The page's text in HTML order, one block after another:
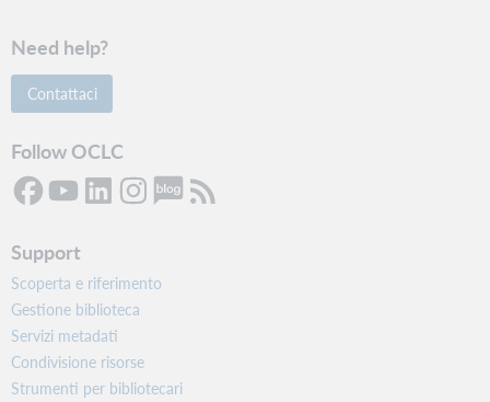
Need help?
Contattaci
Follow OCLC
Support
Scoperta e riferimento
Gestione biblioteca
Servizi metadati
Condivisione risorse
Strumenti per bibliotecari